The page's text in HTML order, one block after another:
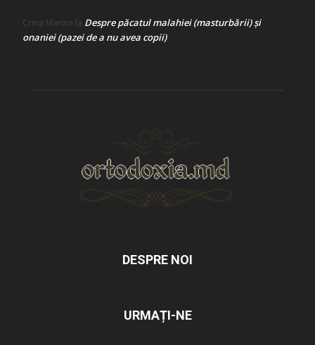
Crina Marina la Despre păcatul malahiei (masturbării) şi
onaniei (pazei de a nu avea copii)
DESPRE NOI
URMAȚI-NE